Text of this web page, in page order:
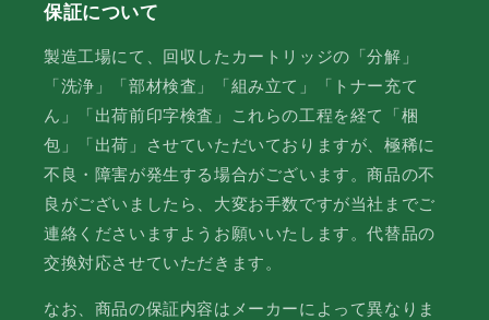
保証について
製造工場にて、回収したカートリッジの「分解」
「洗浄」「部材検査」「組み立て」「トナー充て
ん」「出荷前印字検査」これらの工程を経て「梱
包」「出荷」させていただいておりますが、極稀に
不良・障害が発生する場合がございます。商品の不
良がございましたら、大変お手数ですが当社までご
連絡くださいますようお願いいたします。代替品の
交換対応させていただきます。
なお、商品の保証内容はメーカーによって異なりま